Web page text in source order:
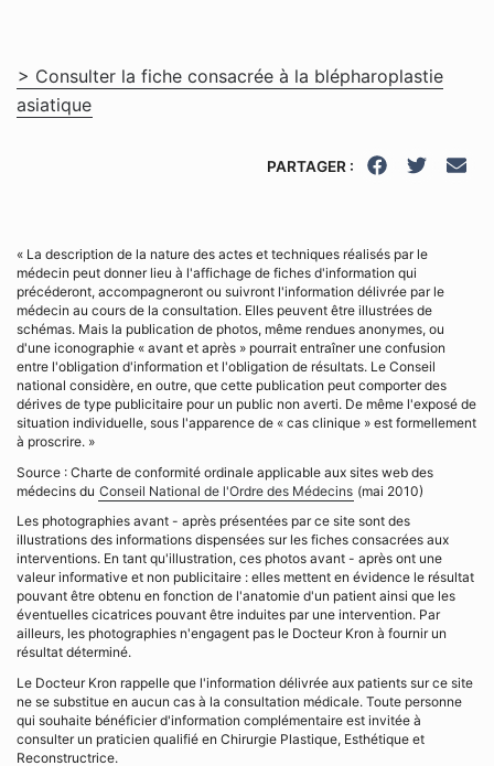
> Consulter la fiche consacrée à la blépharoplastie
asiatique
PARTAGER :
« La description de la nature des actes et techniques réalisés par le
médecin peut donner lieu à l'affichage de fiches d'information qui
précéderont, accompagneront ou suivront l'information délivrée par le
médecin au cours de la consultation. Elles peuvent être illustrées de
schémas. Mais la publication de photos, même rendues anonymes, ou
d'une iconographie « avant et après » pourrait entraîner une confusion
entre l'obligation d'information et l'obligation de résultats. Le Conseil
national considère, en outre, que cette publication peut comporter des
dérives de type publicitaire pour un public non averti. De même l'exposé de
situation individuelle, sous l'apparence de « cas clinique » est formellement
à proscrire. »
Source : Charte de conformité ordinale applicable aux sites web des
médecins du Conseil National de l'Ordre des Médecins (mai 2010)
Les photographies avant - après présentées par ce site sont des
illustrations des informations dispensées sur les fiches consacrées aux
interventions. En tant qu'illustration, ces photos avant - après ont une
valeur informative et non publicitaire : elles mettent en évidence le résultat
pouvant être obtenu en fonction de l'anatomie d'un patient ainsi que les
éventuelles cicatrices pouvant être induites par une intervention. Par
ailleurs, les photographies n'engagent pas le Docteur Kron à fournir un
résultat déterminé.
Le Docteur Kron rappelle que l'information délivrée aux patients sur ce site
ne se substitue en aucun cas à la consultation médicale. Toute personne
qui souhaite bénéficier d'information complémentaire est invitée à
consulter un praticien qualifié en Chirurgie Plastique, Esthétique et
Reconstructrice.